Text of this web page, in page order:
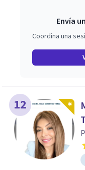
Envía
Coordina una
12